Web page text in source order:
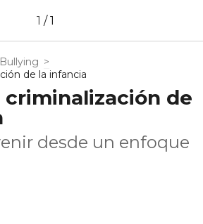
1 /1
Bullying >
de la infancia
de
desde un enfoque